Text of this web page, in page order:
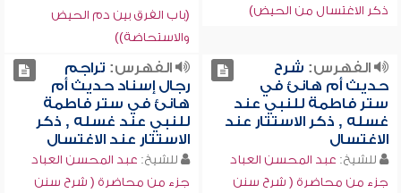
ذكر الاغتسال من الحيض)
(باب الفرق بين دم الحيض
والاستحاضة))
الفهرس: شرح
حديث أم هانئ في
ستر فاطمة للنبي عند
غسله , ذكر الاستتار عند
الاغتسال
للشيخ: عبد المحسن العباد
جزء من محاضرة ( شرح سنن
الفهرس: تراجم
رجال إسناد حديث أم
هانئ في ستر فاطمة
للنبي عند غسله , ذكر
الاستتار عند الاغتسال
للشيخ: عبد المحسن العباد
جزء من محاضرة ( شرح سنن